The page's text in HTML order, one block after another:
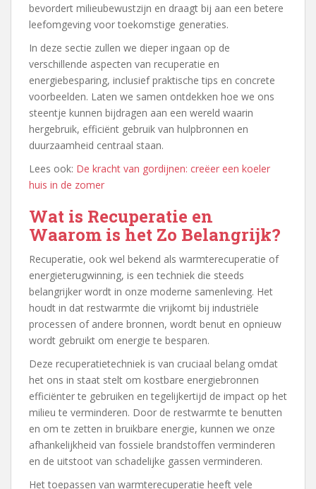
bevordert milieubewustzijn en draagt bij aan een betere
leefomgeving voor toekomstige generaties.
In deze sectie zullen we dieper ingaan op de
verschillende aspecten van recuperatie en
energiebesparing, inclusief praktische tips en concrete
voorbeelden. Laten we samen ontdekken hoe we ons
steentje kunnen bijdragen aan een wereld waarin
hergebruik, efficiënt gebruik van hulpbronnen en
duurzaamheid centraal staan.
Lees ook: De kracht van gordijnen: creëer een koeler
huis in de zomer
Wat is Recuperatie en
Waarom is het Zo Belangrijk?
Recuperatie, ook wel bekend als warmterecuperatie of
energieterugwinning, is een techniek die steeds
belangrijker wordt in onze moderne samenleving. Het
houdt in dat restwarmte die vrijkomt bij industriële
processen of andere bronnen, wordt benut en opnieuw
wordt gebruikt om energie te besparen.
Deze recuperatietechniek is van cruciaal belang omdat
het ons in staat stelt om kostbare energiebronnen
efficiënter te gebruiken en tegelijkertijd de impact op het
milieu te verminderen. Door de restwarmte te benutten
en om te zetten in bruikbare energie, kunnen we onze
afhankelijkheid van fossiele brandstoffen verminderen
en de uitstoot van schadelijke gassen verminderen.
Het toepassen van warmterecuperatie heeft vele